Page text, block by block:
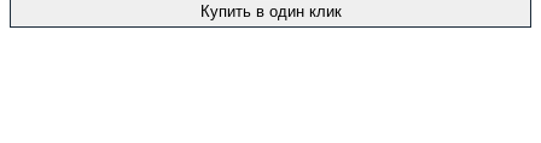
Купить в один клик